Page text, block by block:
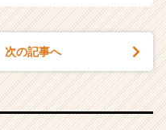
次の記事へ